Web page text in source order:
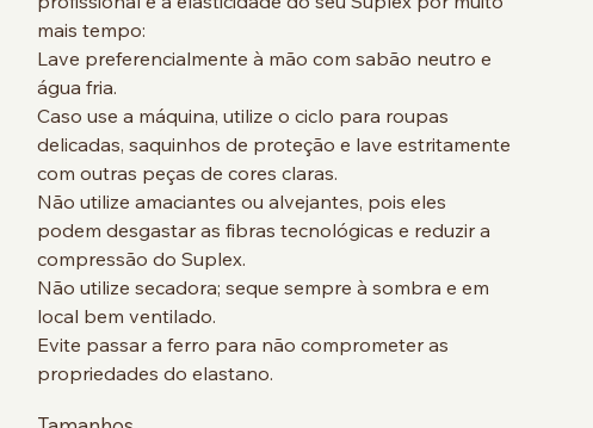
mais tempo:
Lave preferencialmente à mão com sabão neutro e
água fria.
Caso use a máquina, utilize o ciclo para roupas
delicadas, saquinhos de proteção e lave estritamente
com outras peças de cores claras.
Não utilize amaciantes ou alvejantes, pois eles
podem desgastar as fibras tecnológicas e reduzir a
compressão do Suplex.
Não utilize secadora; seque sempre à sombra e em
local bem ventilado.
Evite passar a ferro para não comprometer as
propriedades do elastano.